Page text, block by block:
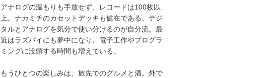
アナログの温もりも手放せず、レコードは100枚以
上。ナカミチのカセットデッキも健在である。デジ
タルとアナログを気分で使い分けるのが自分流。最
近はラズパイにも夢中になり、電子工作やプログラ
ミングに没頭する時間も増えている。
もうひとつの楽しみは、旅先でのグルメと酒。外で